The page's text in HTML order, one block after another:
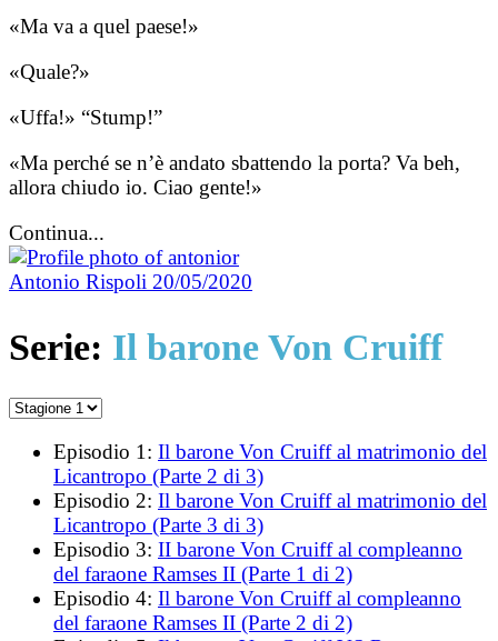
«Ma va a quel paese!»
«Quale?»
«Uffa!» “Stump!”
«Ma perché se n’è andato sbattendo la porta? Va beh,
allora chiudo io. Ciao gente!»
Continua...
Antonio Rispoli 20/05/2020
Serie: Il barone Von Cruiff
Episodio 1: Il barone Von Cruiff al matrimonio del
Licantropo (Parte 2 di 3)
Episodio 2: Il barone Von Cruiff al matrimonio del
Licantropo (Parte 3 di 3)
Episodio 3: II barone Von Cruiff al compleanno
del faraone Ramses II (Parte 1 di 2)
Episodio 4: Il barone Von Cruiff al compleanno
del faraone Ramses II (Parte 2 di 2)